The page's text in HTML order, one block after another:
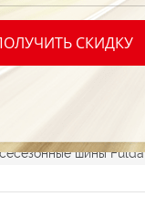
Все шины
Грузовые шины Fulda
шины Fulda
СКИДКУ